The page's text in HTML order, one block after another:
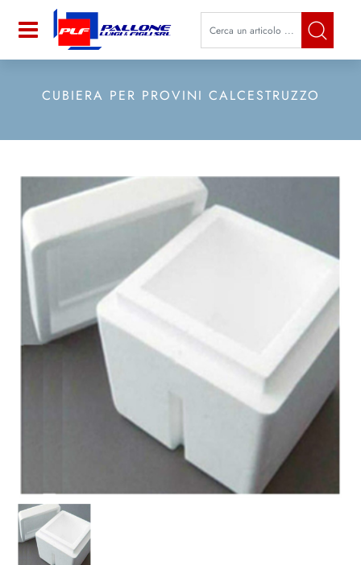
Open La modifica di un filtro
CUBIERA PER PROVINI CALCESTRUZZO